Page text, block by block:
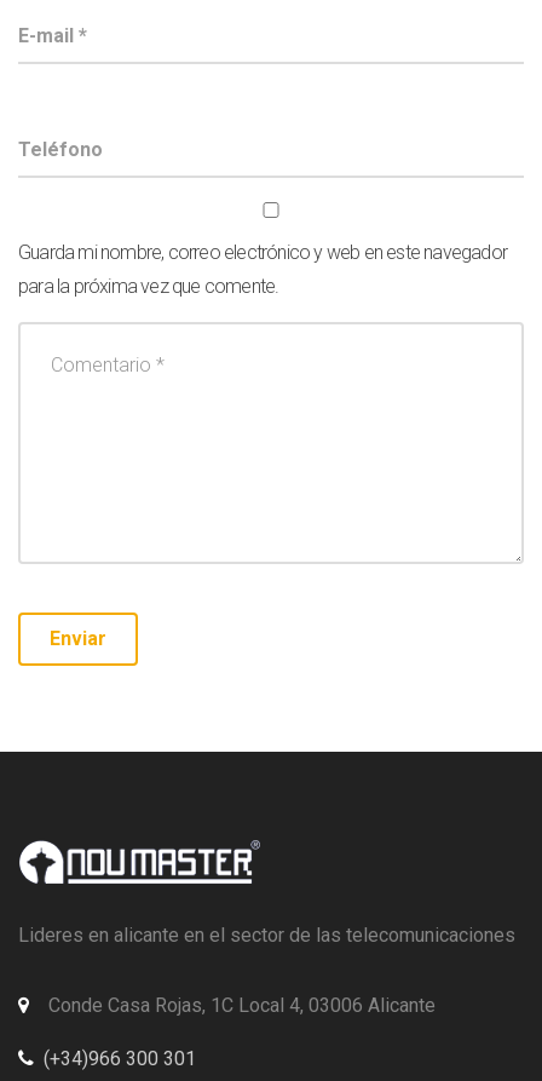
Guarda mi nombre, correo electrónico y web en este navegador
para la próxima vez que comente.
Lideres en alicante en el sector de las telecomunicaciones
Conde Casa Rojas, 1C Local 4, 03006 Alicante
(+34)966 300 301